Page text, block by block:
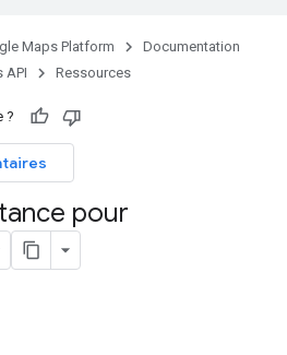
Maps Platform
Documentation
API Ressources
?
pour